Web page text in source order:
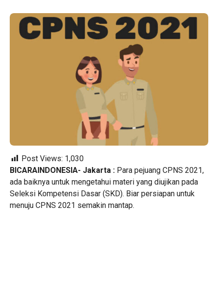
Post Views: 1,030
BICARAINDONESIA- Jakarta : Para pejuang CPNS 2021,
ada baiknya untuk mengetahui materi yang diujikan pada
Seleksi Kompetensi Dasar (SKD). Biar persiapan untuk
menuju CPNS 2021 semakin mantap.